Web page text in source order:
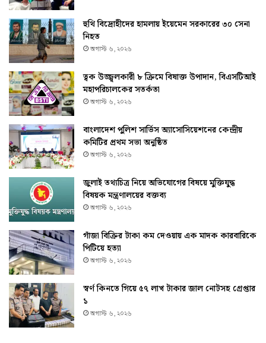
হুথি বিদ্রোহীদের হামলায় ইয়েমেন সরকারের ৩০ সেনা
নিহত
অগাস্ট ৬, ২০২৬
ত্বক উজ্জ্বলকারী ৮ ক্রিমে বিষাক্ত উপাদান, বিএসটিআই
মহাপরিচালকের সতর্কতা
অগাস্ট ৬, ২০২৬
বাংলাদেশ পুলিশ সার্ভিস অ্যাসোসিয়েশনের কেন্দ্রীয়
কমিটির প্রথম সভা অনুষ্ঠিত
অগাস্ট ৬, ২০২৬
জুলাই তথ্যচিত্র নিয়ে অভিযোগের বিষয়ে মুক্তিযুদ্ধ
বিষয়ক মন্ত্রণালয়ের বক্তব্য
অগাস্ট ৬, ২০২৬
গাঁজা বিক্রির টাকা কম দেওয়ায় এক মাদক কারবারিকে
পিটিয়ে হত্যা
অগাস্ট ৬, ২০২৬
স্বর্ণ কিনতে গিয়ে ৫৭ লাখ টাকার জাল নোটসহ গ্রেপ্তার
১
অগাস্ট ৬, ২০২৬